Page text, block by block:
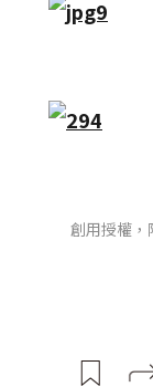
創用授權，